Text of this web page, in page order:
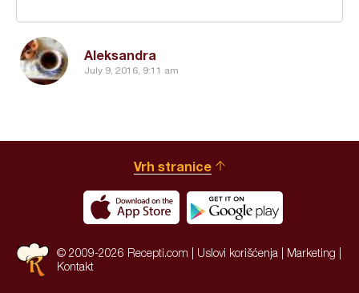
Aleksandra
July 9, 2016, 9:11 am
Vrh stranice
© 2009-2026 Recepti.com | Uslovi korišćenja Marketing
Kontakt